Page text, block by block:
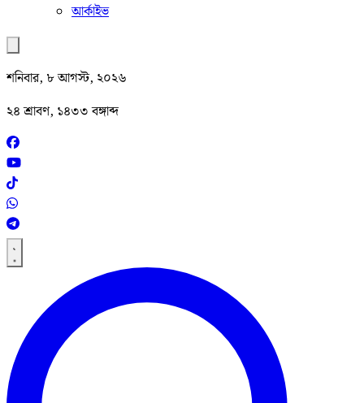
আর্কাইভ
শনিবার, ৮ আগস্ট, ২০২৬
২৪ শ্রাবণ, ১৪৩৩ বঙ্গাব্দ